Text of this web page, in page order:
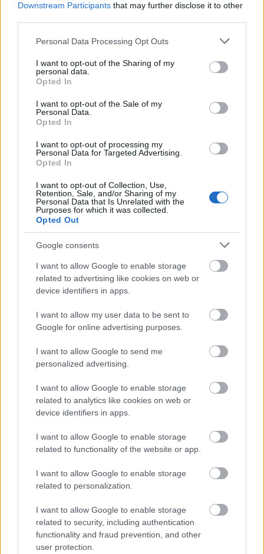
Downstream Participants that may further disclose it to other
Please note that this website/app uses one or more Google
not limited to your visit or usage behaviour. You may click to
grant or deny consent to Google and its third-party tags to
use your data for below specified purposes in below Google
consent section.
Personal Data Processing Opt Outs
I want to opt-out of the Sharing of my
personal data.
Opted In
I want to opt-out of the Sale of my
Personal Data.
Opted In
I want to opt-out of processing my
Personal Data for Targeted Advertising.
Opted In
I want to opt-out of Collection, Use,
Retention, Sale, and/or Sharing of my
Personal Data that Is Unrelated with the
Purposes for which it was collected.
Opted Out
Google consents
I want to allow Google to enable storage
related to advertising like cookies on web or
device identifiers in apps.
I want to allow my user data to be sent to
Google for online advertising purposes.
I want to allow Google to send me
personalized advertising.
I want to allow Google to enable storage
related to analytics like cookies on web or
device identifiers in apps.
I want to allow Google to enable storage
related to functionality of the website or app.
I want to allow Google to enable storage
related to personalization.
I want to allow Google to enable storage
related to security, including authentication
functionality and fraud prevention, and other
user protection.
Megnyomom a távirányító gombját, máris
zsivalya hallatszik ki. Szerencsére nem látják,
hogy a konyhában a család macskája a
főkóstoló és, hogy a műköröm beleesett a
levesbe.
Elszaladt az idő. Este van. Kultúréhségem
megmaradt, de érzelmileg fel fogok töltődni,
hiszen szurkolhatok egy nagy művésznek,
hogy rátaláljon az igazira. Ez olyan
romantikus! Illúzióimat azonban hamar
lerombolták a feleségjelöltek. A vőlegény épp
intelligencia tesztjeiket elemzi. Szerencsére
mindegyiküké negatív.
Kikapcsolom a tv-t és eljátszadozom a
gondolattal, hogy átkapcsolok egy nemlétező
csatornára, ahol a bankhitelt Matuzsálemmel
népszerűsítik, sőt én is kölcsönadhatok az
államnak, a kamatokat ezegyszer én kapjam.
Itt nézhetek hiteles tudományos műsorokat.
művészek osztják meg velünk gondolataikat.
Nézhetek színvonalas műveltségi
Ha jól belegondolok, olyan csatornát
szeretnék nézni, ahol nem akarnak
manipulálni, szófogadó fogyasztót nevelni
belőlem, ahol nem akarják elhitetni velem,
költök és nyakig eladósodom. Nem akarom
az aktuális politikai érdekeket szolgálni és
kommerszfilmet nézni.
Ilyen csatorna sajnos nincs, mert a minőség,
a kultúra és a hiteles hírközlés nem
kifizetődő. Még csak tizenkilenc éves vagyok,
örök optimista ámde nem hülye, úgyhogy
türelmesen várom álmaim tévéadóját. Addig